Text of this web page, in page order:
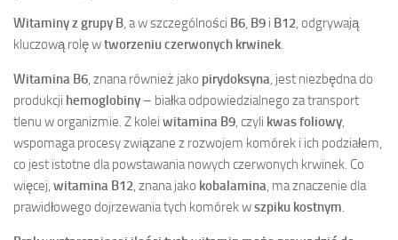
Witaminy z grupy B, a w szczególności B6, B9 i B12, odgrywają
kluczową rolę wtworzeniu czerwonych krwinek.
Witamina B6, znana również jako pirydoksyna, jest niezbędna do
produkcji hemoglobiny – białka odpowiedzialnego za transport
tlenu w organizmie. Z kolei witamina B9, czyli kwas foliowy,
wspomaga procesy związane z rozwojem komórek i ich podziałem,
co jest istotne dla powstawania nowych czerwonych krwinek. Co
więcej, witamina B12, znana jako kobalamina, ma znaczenie dla
prawidłowego dojrzewania tych komórek wszpiku kostnym.